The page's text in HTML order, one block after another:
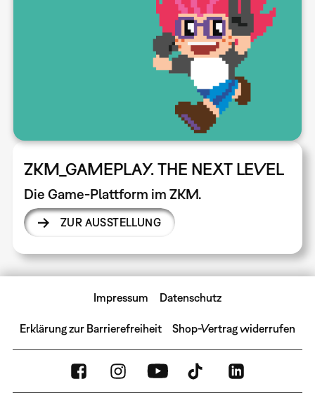
ZKM_GAMEPLAY. THE NEXT LEVEL
Die Game-Plattform im ZKM.
ZUR AUSSTELLUNG
Impressum Datenschutz
Erklärung zur Barrierefreiheit Shop-Vertrag widerrufen